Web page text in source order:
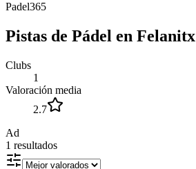
Padel365
Pistas de Pádel en Felanitx
Clubs
1
Valoración media
2.7
Ad
1 resultados